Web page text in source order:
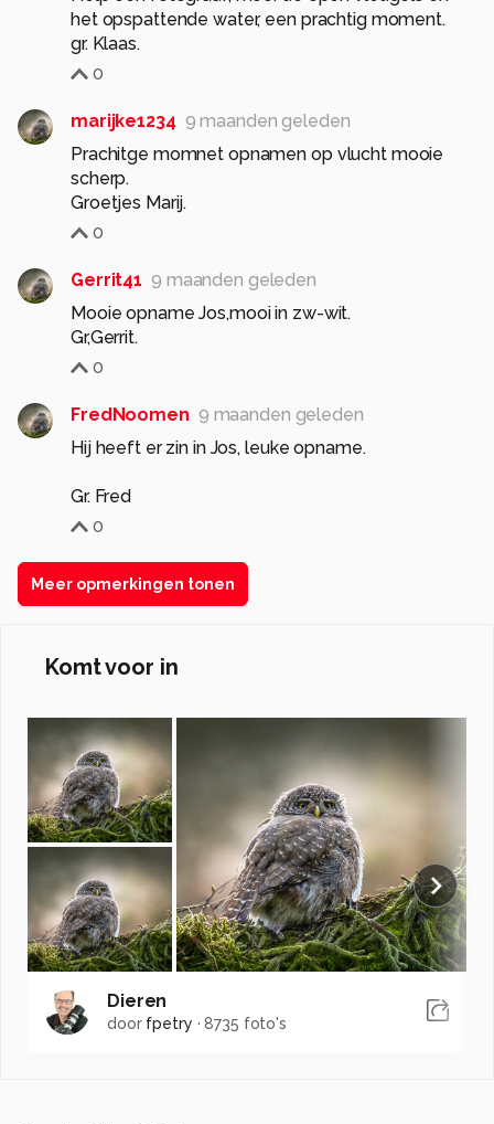
het opspattende water, een prachtig moment.
gr. Klaas.
0
marijke1234 9 maanden geleden
Prachitge momnet opnamen op vlucht mooie
scherp.
Groetjes Marij.
0
Gerrit41 9 maanden geleden
Mooie opname Jos,mooi in zw-wit.
Gr,Gerrit.
0
FredNoomen 9 maanden geleden
Hij heeft er zin in Jos, leuke opname.
Gr. Fred
0
Meer opmerkingen tonen
Komt voor in
Dieren
door fpetry · 8735 foto's